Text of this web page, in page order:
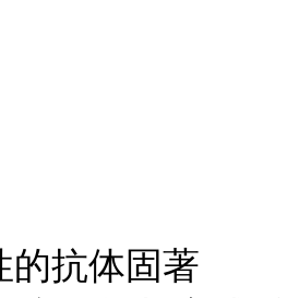
的抗体固著